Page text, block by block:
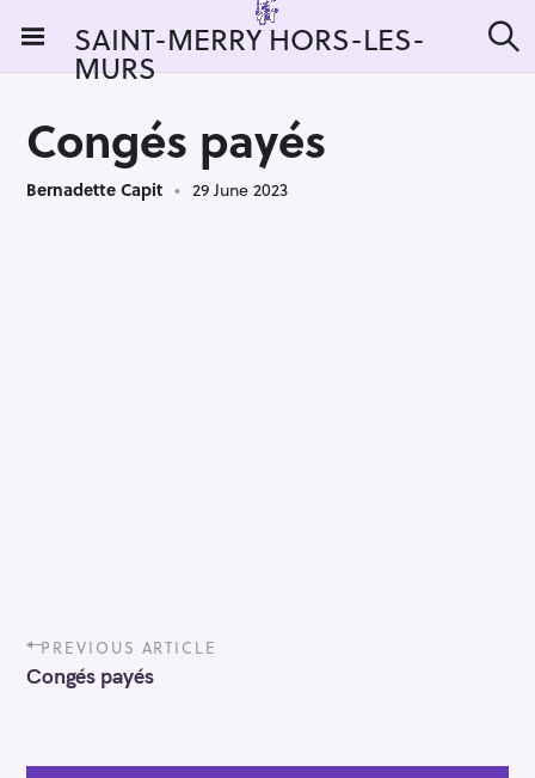
i
SAINT-MERRY HORS-LES-
MURS e
Congés payés
Bernadette Capit 29 June 2023
P
o
s
a
PREVIOUS ARTICLE
Congés payés